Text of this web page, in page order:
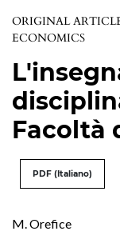
ORIGINAL
ECONOMICS
Facoltà
PDF (Italiano)
M. Orefice